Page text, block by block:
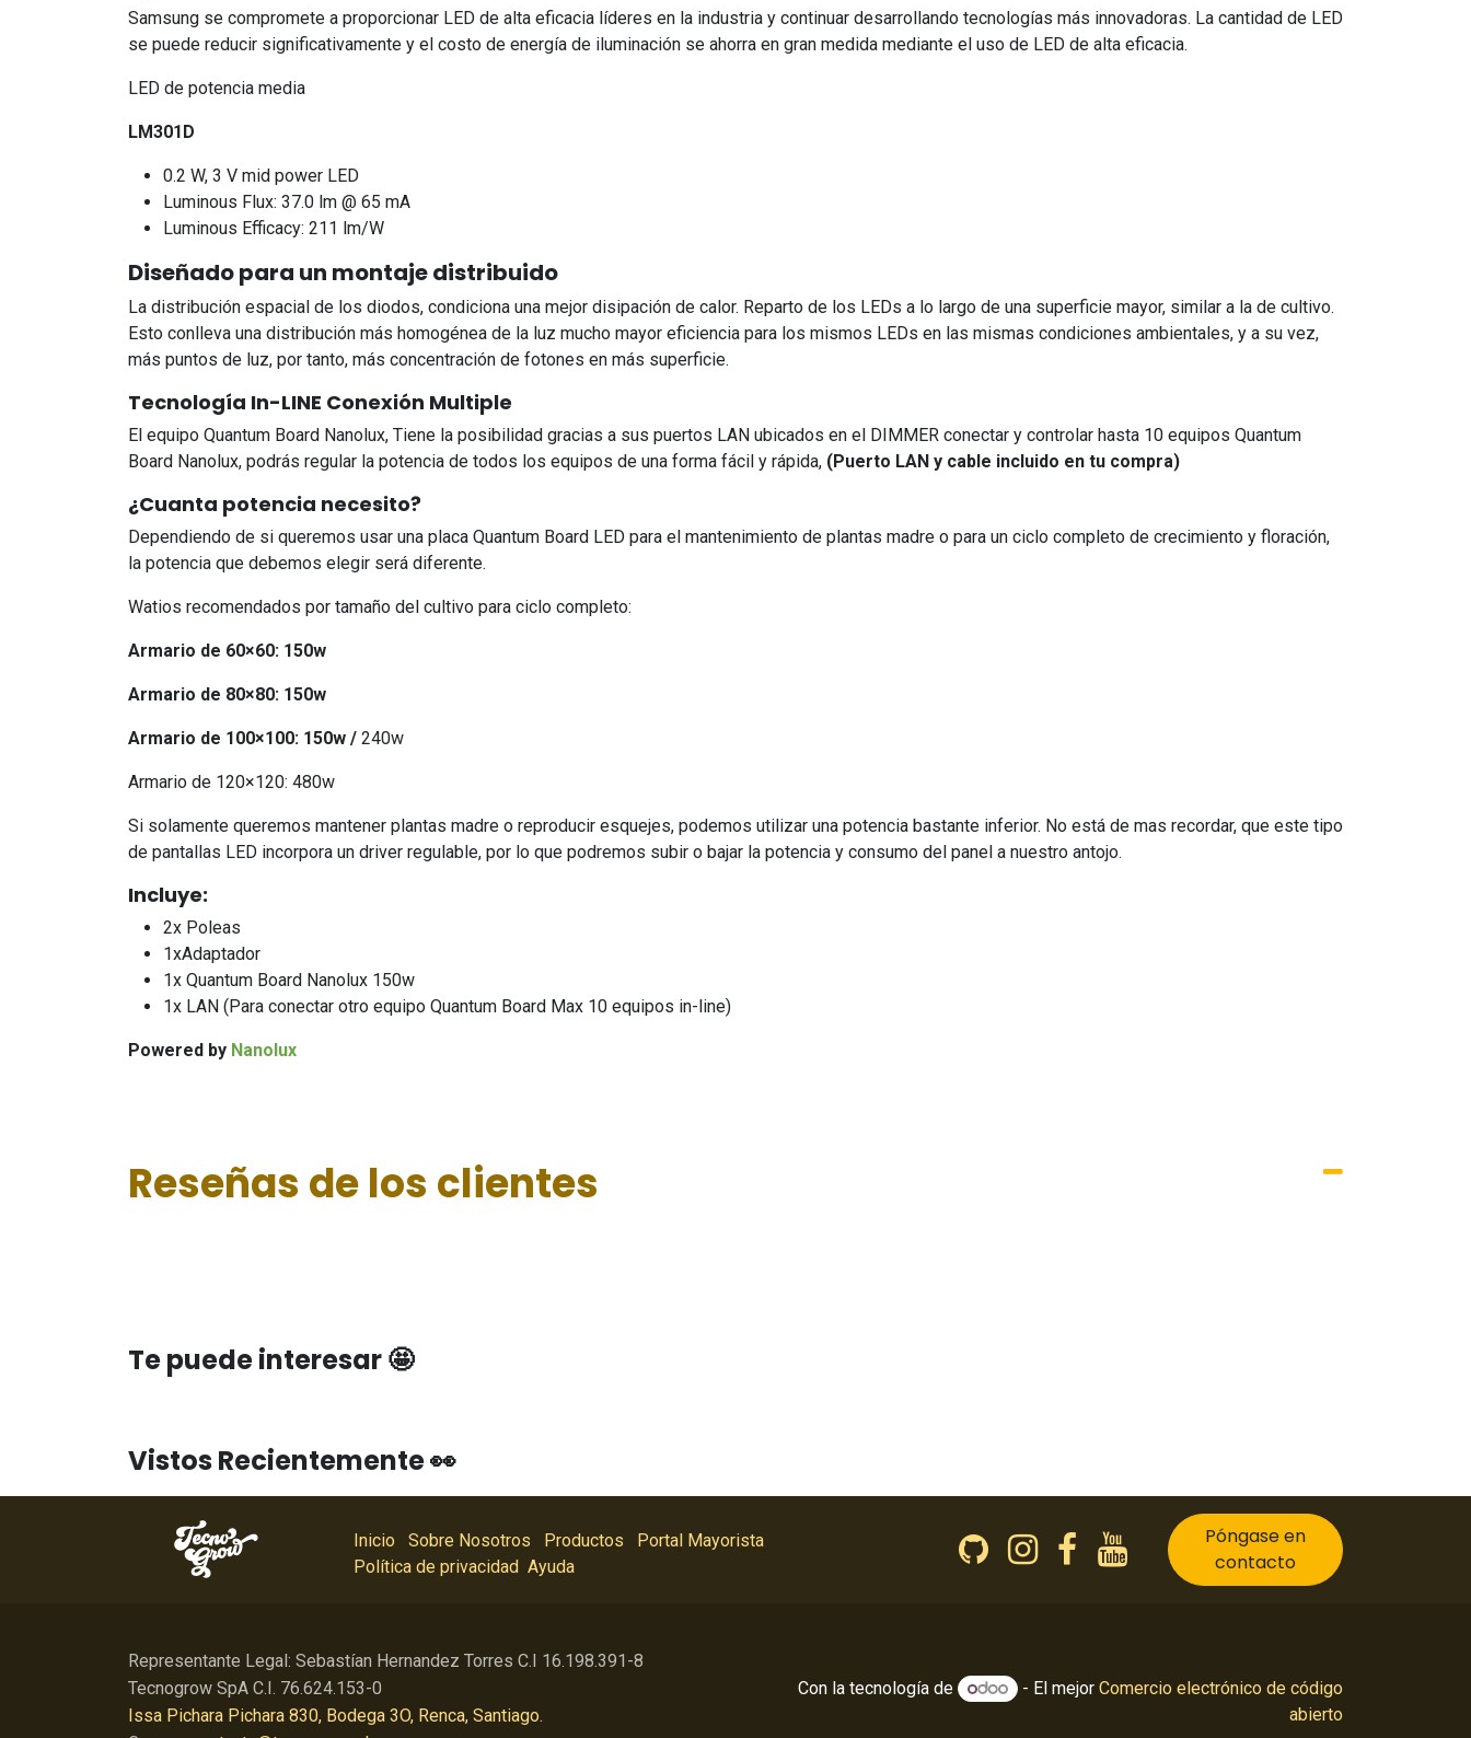
Samsung se compromete a proporcionar LED de alta eficacia líderes en la industria y continuar desarrollando tecnologías más innovadoras. La cantidad de LED
se puede reducir significativamente y el costo de energía de iluminación se ahorra en gran medida mediante el uso de LED de alta eficacia.
LED de potencia media
LM301D
0.2 W, 3 V mid power LED
Luminous Flux: 37.0 lm @ 65 mA
Luminous Efficacy: 211 lm/W
Diseñado para un montaje distribuido
La distribución espacial de los diodos, condiciona una mejor disipación de calor. Reparto de los LEDs a lo largo de una superficie mayor, similar a la de cultivo.
Esto conlleva una distribución más homogénea de la luz mucho mayor eficiencia para los mismos LEDs en las mismas condiciones ambientales, y a su vez,
más puntos de luz, por tanto, más concentración de fotones en más superficie.
Tecnología In-LINE Conexión Multiple
El equipo Quantum Board Nanolux, Tiene la posibilidad gracias a sus puertos LAN ubicados en el DIMMER conectar y controlar hasta 10 equipos Quantum
Board Nanolux, podrás regular la potencia de todos los equipos de una forma fácil y rápida, (Puerto LAN y cable incluido en tu compra)
¿Cuanta potencia necesito?
Dependiendo de si queremos usar una placa Quantum Board LED para el mantenimiento de plantas madre o para un ciclo completo de crecimiento y floración,
la potencia que debemos elegir será diferente.
Watios recomendados por tamaño del cultivo para ciclo completo:
Armario de 60×60: 150w
Armario de 80×80: 150w
Armario de 100×100: 150w / 240w
Armario de 120×120: 480w
Si solamente queremos mantener plantas madre o reproducir esquejes, podemos utilizar una potencia bastante inferior. No está de mas recordar, que este tipo
de pantallas LED incorpora un driver regulable, por lo que podremos subir o bajar la potencia y consumo del panel a nuestro antojo.
Incluye:
2x Poleas
1xAdaptador
1x Quantum Board Nanolux 150w
1x LAN (Para conectar otro equipo Quantum Board Max 10 equipos in-line)
Powered by Nanolux
Reseñas de los clientes
Te puede interesar 🤩
Vistos Recientemente 👀
Inicio Sobre Nosotros Productos
Portal Mayorista
Política de privacidad Ayuda
Póngase en
contacto
Representante Legal: Sebastían Hernandez Torres C.I 16.198.391-8
Tecnogrow SpA C.I. 76.624.153-0
Issa Pichara Pichara 830, Bodega 3O, Renca, Santiago.
Con la tecnología de - El mejor Comercio electrónico de código
abierto